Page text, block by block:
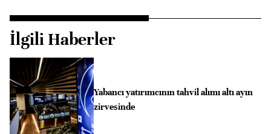
İlgili Haberler
Yabancı yatırımcının tahvil alımı altı ayın
zirvesinde